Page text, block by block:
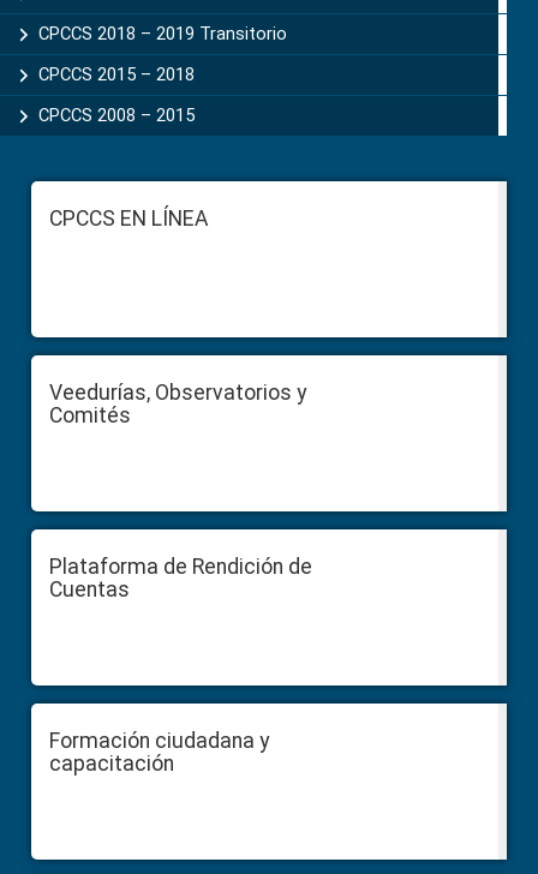
CPCCS 2018 – 2019 Transitorio
CPCCS 2015 – 2018
CPCCS 2008 – 2015
FooterCPCCS EN LÍNEA
Veedurías, Observatorios y
Comités
Plataforma de Rendición de
Cuentas
Formación ciudadana y
capacitación